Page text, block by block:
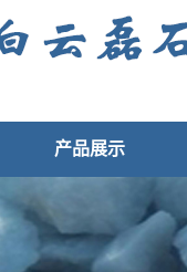
产品展示